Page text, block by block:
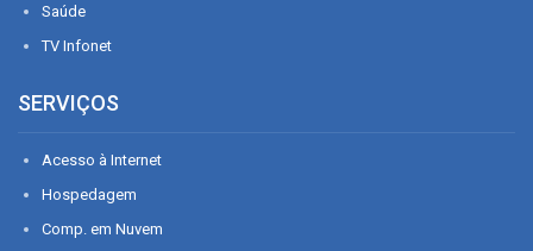
Saúde
TV Infonet
SERVIÇOS
Acesso à Internet
Hospedagem
Comp. em Nuvem